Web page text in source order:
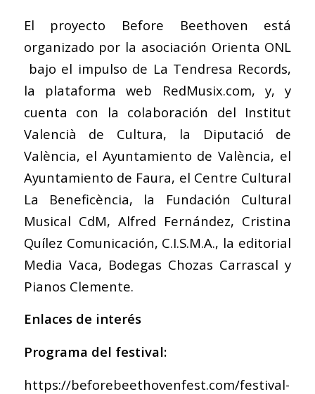
El proyecto Before Beethoven está
organizado por la asociación Orienta ONL
bajo el impulso de La Tendresa Records,
la plataforma web RedMusix.com, y, y
cuenta con la colaboración del Institut
Valencià de Cultura, la Diputació de
València, el Ayuntamiento de València, el
Ayuntamiento de Faura, el Centre Cultural
La Beneficència, la Fundación Cultural
Musical CdM, Alfred Fernández, Cristina
Quílez Comunicación, C.I.S.M.A., la editorial
Media Vaca, Bodegas Chozas Carrascal y
Pianos Clemente.
Enlaces de interés
Programa del festival:
https://beforebeethovenfest.com/festival-